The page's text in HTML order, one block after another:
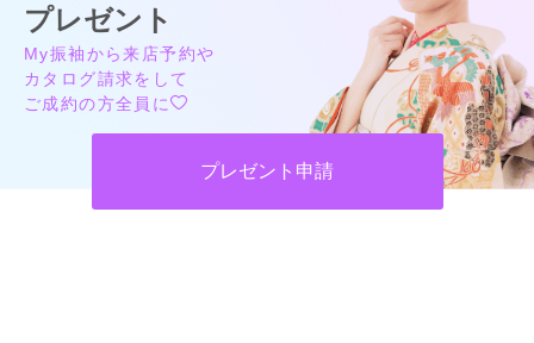
プレゼント
My振袖から来店予約や
カタログ請求をして
ご成約の方全員に
プレゼント申請